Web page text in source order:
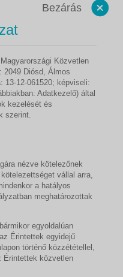
Bezárás
Közvetlen
2049 Diósd, Álmos
13-12-061520; képviseli:
Adatkezelő) által
kezelését és
szerint.
nézve kötelezőnek
vállal arra,
a hatályos
meghatározottak
egyoldalúan
Érintettek egyidejű
történő közzététellel,
Érintettek közvetlen